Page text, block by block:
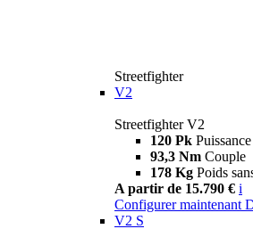
Streetfighter
V2
Streetfighter V2
120 Pk Puissance
93,3 Nm Couple
178 Kg Poids
A partir de 15.790 € i
Configurer maintenant
V2 S